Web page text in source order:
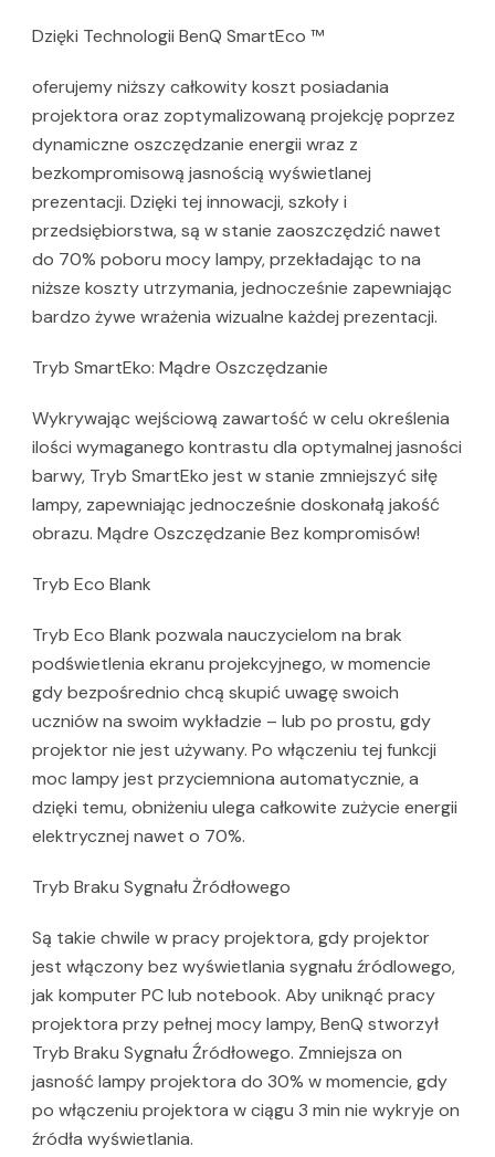
Dzięki Technologii BenQ SmartEco ™
oferujemy niższy całkowity koszt posiadania
projektora oraz zoptymalizowaną projekcję poprzez
dynamiczne oszczędzanie energii wraz z
bezkompromisową jasnością wyświetlanej
prezentacji. Dzięki tej innowacji, szkoły i
przedsiębiorstwa, są w stanie zaoszczędzić nawet
do 70% poboru mocy lampy, przekładając to na
niższe koszty utrzymania, jednocześnie zapewniając
bardzo żywe wrażenia wizualne każdej prezentacji.
Tryb SmartEko: Mądre Oszczędzanie
Wykrywając wejściową zawartość w celu określenia
ilości wymaganego kontrastu dla optymalnej jasności
barwy, Tryb SmartEko jest w stanie zmniejszyć siłę
lampy, zapewniając jednocześnie doskonałą jakość
obrazu. Mądre Oszczędzanie Bez kompromisów!
Tryb Eco Blank
Tryb Eco Blank pozwala nauczycielom na brak
podświetlenia ekranu projekcyjnego, w momencie
gdy bezpośrednio chcą skupić uwagę swoich
uczniów na swoim wykładzie – lub po prostu, gdy
projektor nie jest używany. Po włączeniu tej funkcji
moc lampy jest przyciemniona automatycznie, a
dzięki temu, obniżeniu ulega całkowite zużycie energii
elektrycznej nawet o 70%.
Tryb Braku Sygnału Żródłowego
Są takie chwile w pracy projektora, gdy projektor
jest włączony bez wyświetlania sygnału źródlowego,
jak komputer PC lub notebook. Aby uniknąć pracy
projektora przy pełnej mocy lampy, BenQ stworzył
Tryb Braku Sygnału Źródłowego. Zmniejsza on
jasność lampy projektora do 30% w momencie, gdy
po włączeniu projektora w ciągu 3 min nie wykryje on
źródła wyświetlania.